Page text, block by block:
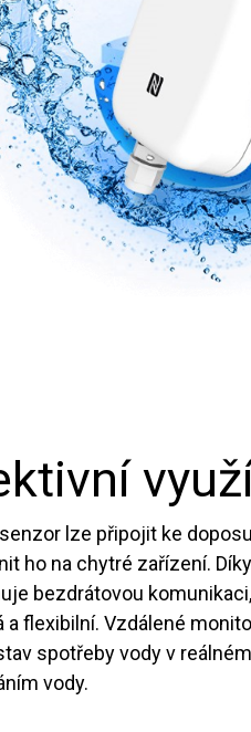
lze připojit ke
ho na chytré zařízení.
bezdrátovou
a flexibilní. Vzdálené
spotřeby vody v
vody.